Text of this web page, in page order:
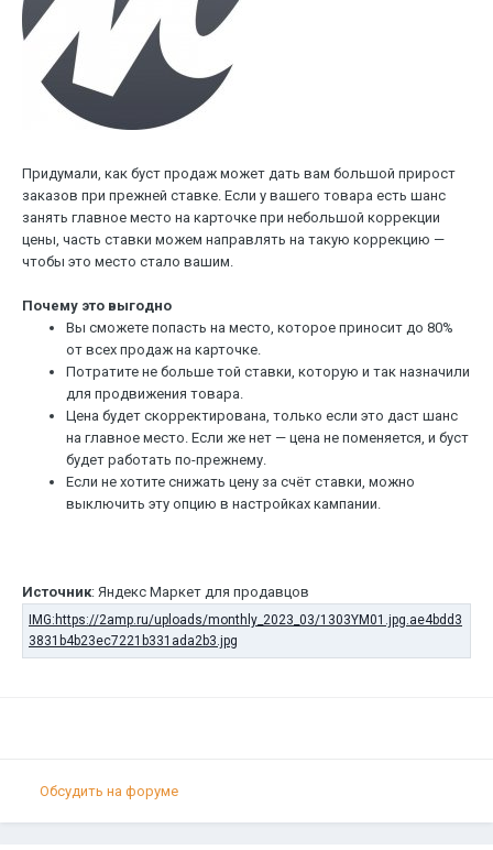
Придумали, как буст продаж может дать вам большой прирост
заказов при прежней ставке. Если у вашего товара есть шанс
занять главное место на карточке при небольшой коррекции
цены, часть ставки можем направлять на такую коррекцию —
чтобы это место стало вашим.
Почему это выгодно
Вы сможете попасть на место, которое приносит до 80%
от всех продаж на карточке.
Потратите не больше той ставки, которую и так назначили
для продвижения товара.
Цена будет скорректирована, только если это даст шанс
на главное место. Если же нет — цена не поменяется, и буст
будет работать по-прежнему.
Если не хотите снижать цену за счёт ставки, можно
выключить эту опцию в настройках кампании.
Источник: Яндекс Маркет для продавцов
Обсудить на форуме